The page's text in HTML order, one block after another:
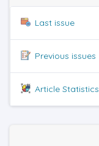
Last issue
Previous issues
Article Statistics